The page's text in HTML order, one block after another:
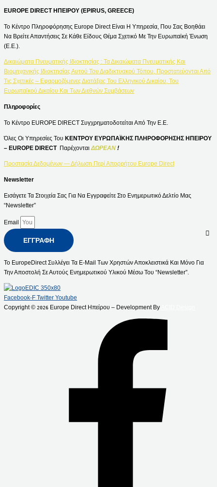
EUROPE DIRECT ΗΠΕΙΡΟΥ (EPIRUS, GREECE)
Το Κέντρο Πληροφόρησης Europe Direct Είναι Η Υπηρεσία, Που Σας Βοηθάει
Να Βρείτε Απαντήσεις Σε Κάθε Είδους Θέμα Σχετικό Με Την Ευρωπαϊκή Ένωση
(Ε.Ε.).
Δικαιώματα Πνευματικής Ιδιοκτησίας : Τα Δικαιώματα Πνευματικής Και
Βιομηχανικής Ιδιοκτησίας Αυτού Του Διαδικτυακού Τόπου, Προστατεύονται Από
Τις Σχετικές – Εφαρμοζόμενες Διατάξεις Του Ελληνικού Δικαίου, Του
Ευρωπαϊκού Δικαίου Και Των Διεθνών Συμβάσεων
Πληροφορίες
Το Κέντρο EUROPE DIRECT Συγχρηματοδοτείται Από Την Ε.Ε.
Όλες Οι Υπηρεσίες Του ΚΕΝΤΡΟΥ ΕΥΡΩΠΑΪΚΗΣ ΠΛΗΡΟΦΟΡΗΣΗΣ ΗΠΕΙΡΟΥ
– EUROPE DIRECT Παρέχονται ΔΩΡΕΑΝ !
Προστασία Δεδομένων — Δήλωση Περί Απορρήτου Europe Direct
Newsletter
Εισάγετε Τα Στοιχεία Σας Για Να Εγγραφείτε Στο Ενημερωτικό Δελτίο Μας
“Newsletter”
Email
ΕΓΓΡΑΦΉ
Το EuropeDirect Συλλέγει Τα E-Mail Των Χρηστών Αποκλειστικά Και Μόνο Για
Την Αποστολή Σε Αυτούς Ενημερωτικού Υλικού Μέσω Του “Newsletter”.
Facebook-F Twitter Youtube
Copyright © 2026 Europe Direct Ηπείρου – Development By